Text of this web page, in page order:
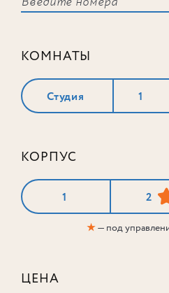
КОМНАТЫ
Студия 1
КОРПУС
1 2
★— под
ЦЕНА
соответствует